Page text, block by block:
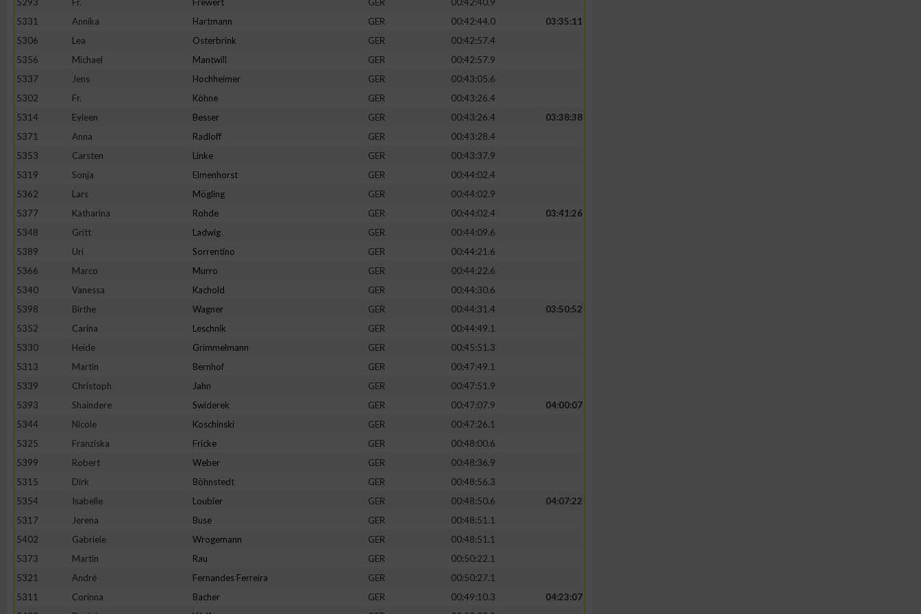
5331
Annika Hartmann GER 00:42:44.0
03:35:11
5306
Lea Osterbrink GER
00:42:57.4
5356
Michael Mantwill GER
00:42:57.9
5337
Jens Hochheimer GER
00:43:05.6
5302
Fr. Köhne GER
00:43:26.4
5314
Eyleen Besser GER 00:43:26.4
03:38:38
5371
Anna Radloff GER
00:43:28.4
5353
Carsten Linke GER
00:43:37.9
5319
Sonja Elmenhorst GER
00:44:02.4
5362
Lars Mögling GER
00:44:02.9
5377
Katharina Rohde GER 00:44:02.4
03:41:26
5348
Gritt Ladwig GER
00:44:09.6
5389
Uri Sorrentino GER
00:44:21.6
5366
Marco Murro GER
00:44:22.6
5340
Vanessa Kachold GER
00:44:30.6
5398
Birthe Wagner GER 00:44:31.4
03:50:52
5352
Carina Leschnik GER
00:44:49.1
5330
Heide Grimmelmann GER
00:45:51.3
5313
Martin Bernhof GER
00:47:49.1
5339
Christoph Jahn GER
00:47:51.9
5393
Shaindere Swiderek GER 00:47:07.9
04:00:07
5344
Nicole Koschinski GER
00:47:26.1
5325
Franziska Fricke GER
00:48:00.6
5399
Robert Weber GER
00:48:36.9
5315
Dirk Böhnstedt GER
00:48:56.3
5354
Isabelle Loubier GER 00:48:50.6
04:07:22
5317
Jerena Buse GER
00:48:51.1
5402
Gabriele Wrogemann GER
00:48:51.1
5373
Martin Rau GER
00:50:22.1
5321
André Fernandes Ferreira GER
00:50:27.1
5311
Corinna Bacher GER 00:49:10.3
04:23:07
Erstellung von Profilen zur Personalisierung von Inhalten
Messung der Werbeleistung
Messung der Performance von Inhalten
Analyse von Zielgruppen durch Statistiken oder Kombinationen von Daten aus
Entwicklung und Verbesserung der Angebote
IAB-Besonderheiten:
Geräte anhand von aktiv angeforderten Informationen identifizieren
Nicht-IAB-Verarbeitungszwecke:
Notwendig
Performance
Funktional